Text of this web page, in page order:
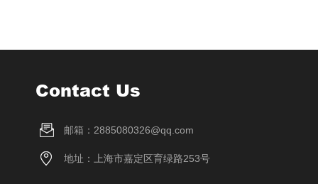
Contact Us
邮箱：2885080326@qq.com
地址：上海市嘉定区育绿路253号